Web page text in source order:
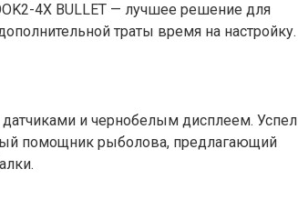
4X BULLET — лучшее решение для
траты время на настройку.
и чернобелым дисплеем. Успел
помощник рыболова, предлагающий